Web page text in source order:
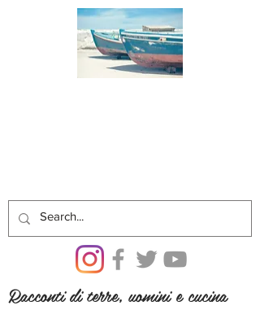
Racconti di terre, uomini e cucina